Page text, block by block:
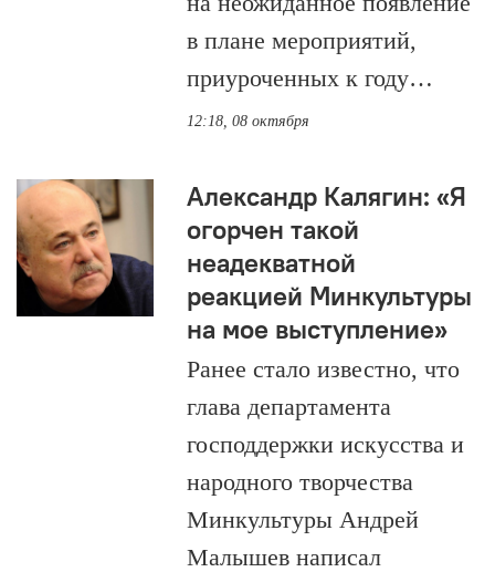
в плане мероприятий,
приуроченных к году…
12:18, 08 октября
Александр Калягин: «Я
огорчен такой
неадекватной
реакцией Минкультуры
на мое выступление»
Ранее стало известно, что
глава департамента
господдержки искусства и
народного творчества
Минкультуры Андрей
Малышев написал